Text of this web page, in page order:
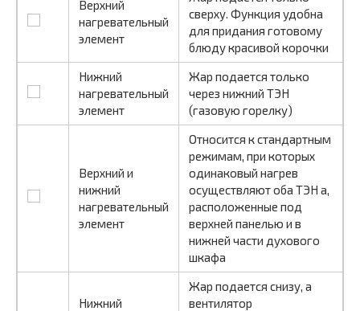
Верхний
нагревательный
элемент
сверху. Функция удобна
для придания готовому
блюду красивой корочки
Нижний
нагревательный
элемент
Жар подается только
через нижний ТЭН
(газовую горелку)
Верхний и
нижний
нагревательный
элемент
Относится к стандартным
режимам, при которых
одинаковый нагрев
осуществляют оба ТЭН а,
расположенные под
верхней панелью и в
нижней части духового
шкафа
Нижний
Жар подается снизу, а
вентилятор